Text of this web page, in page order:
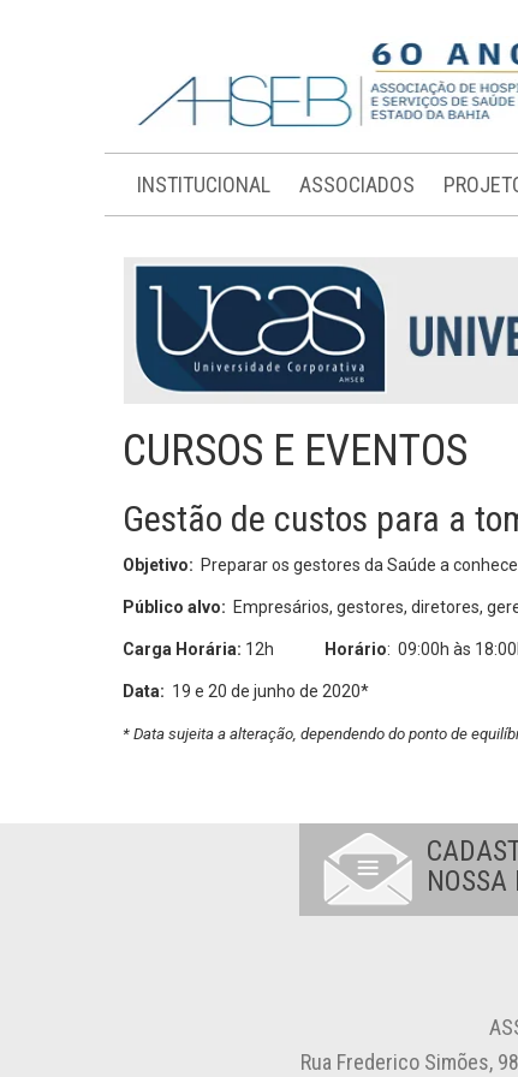
INSTITUCIONAL ASSOCIADOS
CURSOS E EVENTOS
Gestão de custos para a
Objetivo: Preparar os gestores da Saúde a
Público alvo: Empresários, gestores, diretores,
Carga Horária: 12h Horário: 09:00h às
Data: 19 e 20 de junho de 2020*
* Data sujeita a alteração, dependendo do ponto de
NOSSA
Rua Frederico Simões,